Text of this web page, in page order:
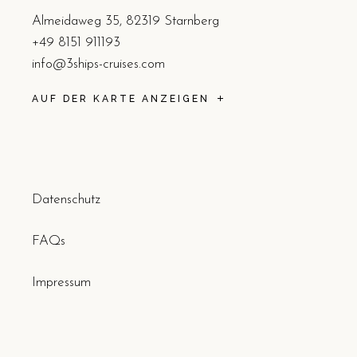
Almeidaweg 35, 82319 Starnberg
+49 8151 911193
info@3ships-cruises.com
AUF DER KARTE ANZEIGEN
Datenschutz
FAQs
Impressum